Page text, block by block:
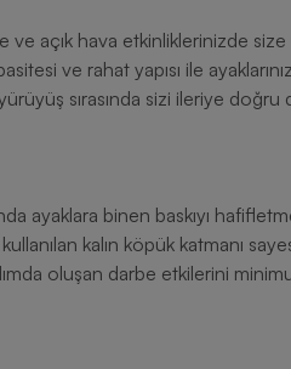
ve açık hava etkinliklerinizde
ve rahat yapısı ile
sırasında sizi ileriye
ayaklara binen baskıyı
kalın köpük katmanı
oluşan darbe etkilerini